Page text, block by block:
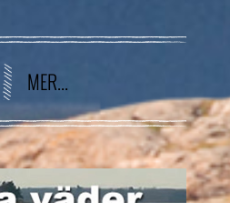
MER...